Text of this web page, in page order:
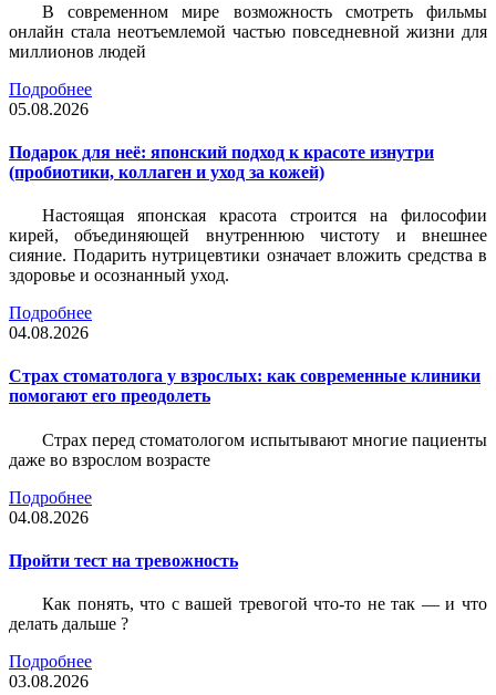
В современном мире возможность смотреть фильмы
онлайн стала неотъемлемой частью повседневной жизни для
миллионов людей
Подробнее
05.08.2026
Подарок для неё: японский подход к красоте изнутри
(пробиотики, коллаген и уход за кожей)
Настоящая японская красота строится на философии
кирей, объединяющей внутреннюю чистоту и внешнее
сияние. Подарить нутрицевтики означает вложить средства в
здоровье и осознанный уход.
Подробнее
04.08.2026
Страх стоматолога у взрослых: как современные клиники
помогают его преодолеть
Страх перед стоматологом испытывают многие пациенты
даже во взрослом возрасте
Подробнее
04.08.2026
Пройти тест на тревожность
Как понять, что с вашей тревогой что-то не так — и что
делать дальше ?
Подробнее
03.08.2026